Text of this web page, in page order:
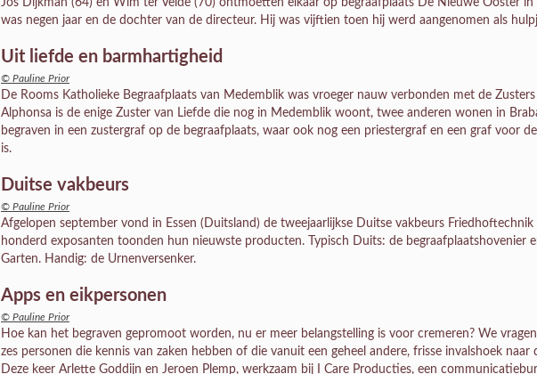
Jos Dijkman (64) en Wim ter Velde (70) ontmoetten elkaar op begraafplaats De Nieuwe Ooster in
was negen jaar en de dochter van de directeur. Hij was vijftien toen hij werd aangenomen als
Uit liefde en barmhartigheid
© Pauline Prior
De Rooms Katholieke Begraafplaats van Medemblik was vroeger nauw verbonden met de
Alphonsa is de enige Zuster van Liefde die nog in Medemblik woont, twee anderen wonen in
begraven in een zustergraf op de begraafplaats, waar ook nog een priestergraf en een graf voor
is.
Duitse vakbeurs
© Pauline Prior
Afgelopen september vond in Essen (Duitsland) de tweejaarlijkse Duitse vakbeurs Friedhoftechnik
honderd exposanten toonden hun nieuwste producten. Typisch Duits: de begraafplaatshovenier
Garten. Handig: de Urnenversenker.
Apps en eikpersonen
© Pauline Prior
Hoe kan het begraven gepromoot worden, nu er meer belangstelling is voor cremeren? We
zes personen die kennis van zaken hebben of die vanuit een geheel andere, frisse invalshoek naar
Deze keer Arlette Goddijn en Jeroen Plemp, werkzaam bij I Care Producties, een